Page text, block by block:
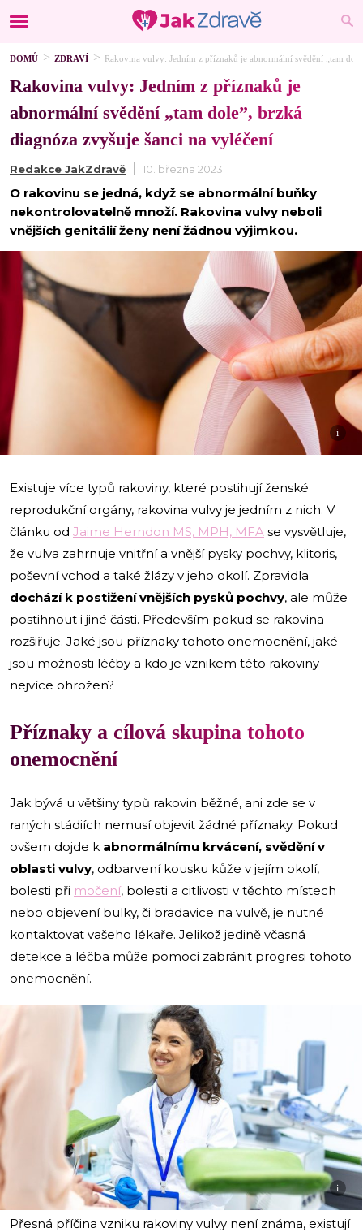
DOMŮ ZDRAVÍ Rakovina vulvy: Jedním z příznaků je abnormální svědění „tam
Rakovina vulvy: Jedním z příznaků je
abnormální svědění „tam dole”, brzká
diagnóza zvyšuje šanci na vyléčení
Redakce JakZdravě 10. března 2023
O rakovinu se jedná, když se abnormální buňky
nekontrolovatelně množí. Rakovina vulvy neboli
vnějších genitálií ženy není žádnou výjimkou.
i
Existuje více typů rakoviny, které postihují ženské
reprodukční orgány, rakovina vulvy je jedním z nich. V
článku od Jaime Herndon MS, MPH, MFA se vysvětluje,
že vulva zahrnuje vnitřní a vnější pysky pochvy, klitoris,
poševní vchod a také žlázy v jeho okolí. Zpravidla
dochází k postižení vnějších pysků pochvy, ale může
postihnout i jiné části. Především pokud se rakovina
rozšiřuje. Jaké jsou příznaky tohoto onemocnění, jaké
jsou možnosti léčby a kdo je vznikem této rakoviny
nejvíce ohrožen?
Příznaky a cílová skupina tohoto
onemocnění
Jak bývá u většiny typů rakovin běžné, ani zde se v
raných stádiích nemusí objevit žádné příznaky. Pokud
ovšem dojde k abnormálnímu krvácení, svědění v
oblasti vulvy, odbarvení kousku kůže v jejím okolí,
bolesti při močení, bolesti a citlivosti v těchto místech
nebo objevení bulky, či bradavice na vulvě, je nutné
kontaktovat vašeho lékaře. Jelikož jedině včasná
detekce a léčba může pomoci zabránit progresi tohoto
onemocnění.
i
Přesná příčina vzniku rakoviny vulvy není známa, existují